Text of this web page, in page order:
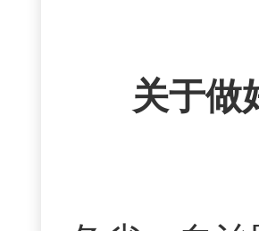
关于做